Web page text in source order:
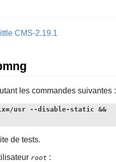
CMS-2.19.1
les commandes suivantes :
usr --disable-static &&
de tests.
root :